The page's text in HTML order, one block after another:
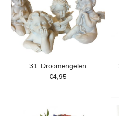
31. Droomengelen
€4,95